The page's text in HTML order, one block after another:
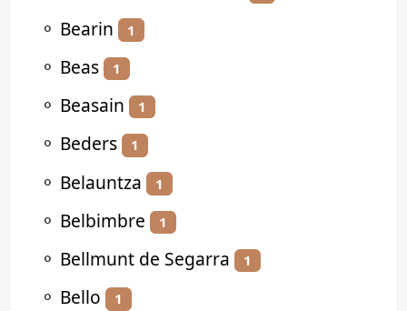
⚬ Bearin 1
⚬ Beas 1
⚬ Beasain 1
⚬ Beders 1
⚬ Belauntza 1
⚬ Belbimbre 1
⚬ Bellmunt de Segarra 1
⚬ Bello 1